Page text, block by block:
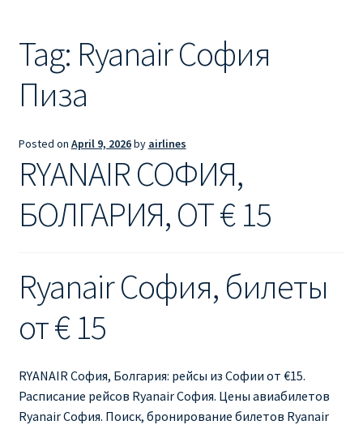
RYANAIR ИЗ РИГИ
Ryanair из Стокгольма
Ryanair из Тампере
RYANAIR ИЗ ЧЕХИИ | ПРАГА, ОСТРАВА, ПАРДУБИЦЕ,
Ryanair изменение имени
Ryanair изменения
Ryanair изменить дату
Ryanair изменить фамилию
Tag: Ryanair София
Пиза
Posted on April 9, 2026by airlines
RYANAIR СОФИЯ,
БОЛГАРИЯ, ОТ € 15
Ryanair София, билеты
от € 15
RYANAIR София, Болгария: рейсы из Софии от €15.
Расписание рейсов Ryanair София. Цены авиабилетов
Ryanair София. Поиск, бронирование билетов Ryanair